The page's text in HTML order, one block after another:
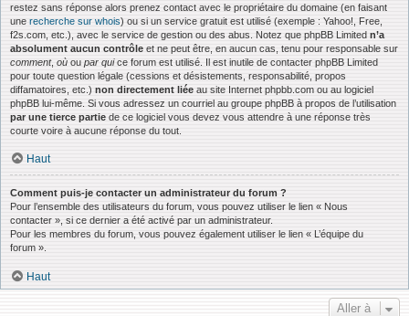
restez sans réponse alors prenez contact avec le propriétaire du domaine (en faisant
une recherche sur whois) ou si un service gratuit est utilisé (exemple : Yahoo!, Free,
f2s.com, etc.), avec le service de gestion ou des abus. Notez que phpBB Limited n’a
absolument aucun contrôle et ne peut être, en aucun cas, tenu pour responsable sur
comment, où ou par quice forum est utilisé. Il est inutile de contacter phpBB Limited
pour toute question légale (cessions et désistements, responsabilité, propos
diffamatoires, etc.) non directement liée au site Internet phpbb.com ou au logiciel
phpBB lui-même. Si vous adressez un courriel au groupe phpBB à propos de l’utilisation
par une tierce partie de ce logiciel vous devez vous attendre à une réponse très
courte voire à aucune réponse du tout.
Haut
Comment puis-je contacter un administrateur du forum ?
Pour l’ensemble des utilisateurs du forum, vous pouvez utiliser le lien « Nous
contacter », si ce dernier a été activé par un administrateur.
Pour les membres du forum, vous pouvez également utiliser le lien « L’équipe du
forum ».
Haut
Aller à